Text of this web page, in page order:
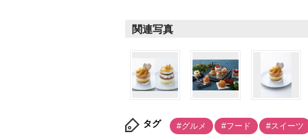
関連写真
タグ #グルメ #フード #スイーツ